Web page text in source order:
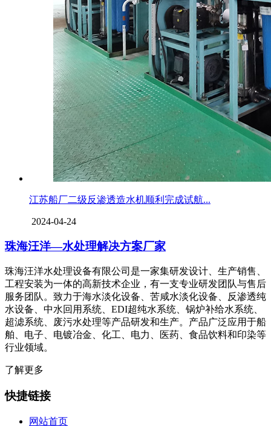
江苏船厂二级反渗透造水机顺利完成试航...
2024-04-24
珠海汪洋—水处理解决方案厂家
珠海汪洋水处理设备有限公司是一家集研发设计、生产销售、
工程安装为一体的高新技术企业，有一支专业研发团队与售后
服务团队。致力于海水淡化设备、苦咸水淡化设备、反渗透纯
水设备、中水回用系统、EDI超纯水系统、锅炉补给水系统、
超滤系统、废污水处理等产品研发和生产。产品广泛应用于船
舶、电子、电镀冶金、化工、电力、医药、食品饮料和印染等
行业领域。
了解更多
快捷链接
网站首页